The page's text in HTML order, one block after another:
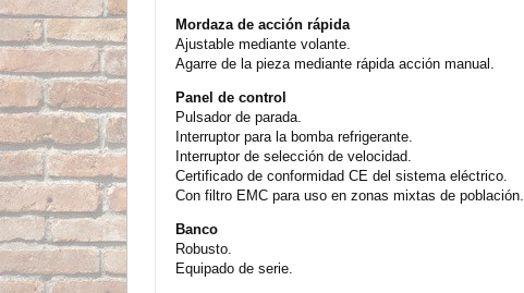
Mordaza de acción rápida
Ajustable mediante volante.
Agarre de la pieza mediante rápida acción manual.
Panel de control
Pulsador de parada.
Interruptor para la bomba refrigerante.
Interruptor de selección de velocidad.
Certificado de conformidad CE del sistema eléctrico.
Con filtro EMC para uso en zonas mixtas de población.
Banco
Robusto.
Equipado de serie.